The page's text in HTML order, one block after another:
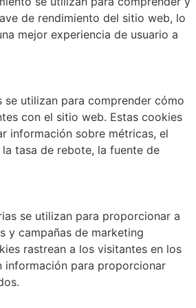
de rendimiento del sitio web, lo
mejor experiencia de usuario a
se utilizan para comprender cómo
con el sitio web. Estas cookies
información sobre métricas, el
tasa de rebote, la fuente de
se utilizan para proporcionar a
y campañas de marketing
rastrean a los visitantes en los
información para proporcionar